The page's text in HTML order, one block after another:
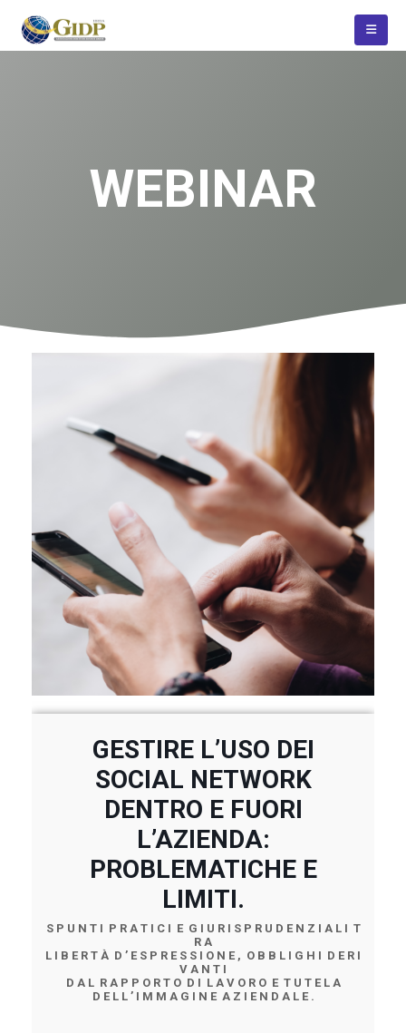
WEBINAR
GESTIRE L’USO DEI
SOCIAL NETWORK
DENTRO E FUORI
L’AZIENDA:
PROBLEMATICHE E
LIMITI.
S P U N T I P R A T I C I E G I U R I S P R U D E N Z I A L I T
R A
L I B E R T À D ’ E S P R E S S I O N E , O B B L I G H I D E R I
V A N T I
D A L R A P P O R T O D I L A V O R O E T U T E L A
D E L L ’ I M M A G I N E A Z I E N D A L E .